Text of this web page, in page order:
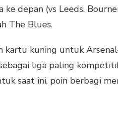
ke depan (vs Leeds,
The Blues.
kartu kuning untuk
liga paling
saat ini, poin berbagi